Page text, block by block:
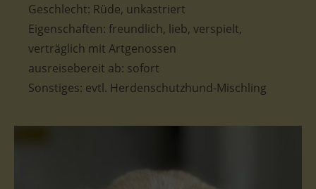
Geschlecht: Rüde, unkastriert
Eigenschaften: freundlich, lieb, verspielt,
verträglich mit Artgenossen
ausreisebereit ab: sofort
Sonstiges: evtl. Herdenschutzhund-Mischling